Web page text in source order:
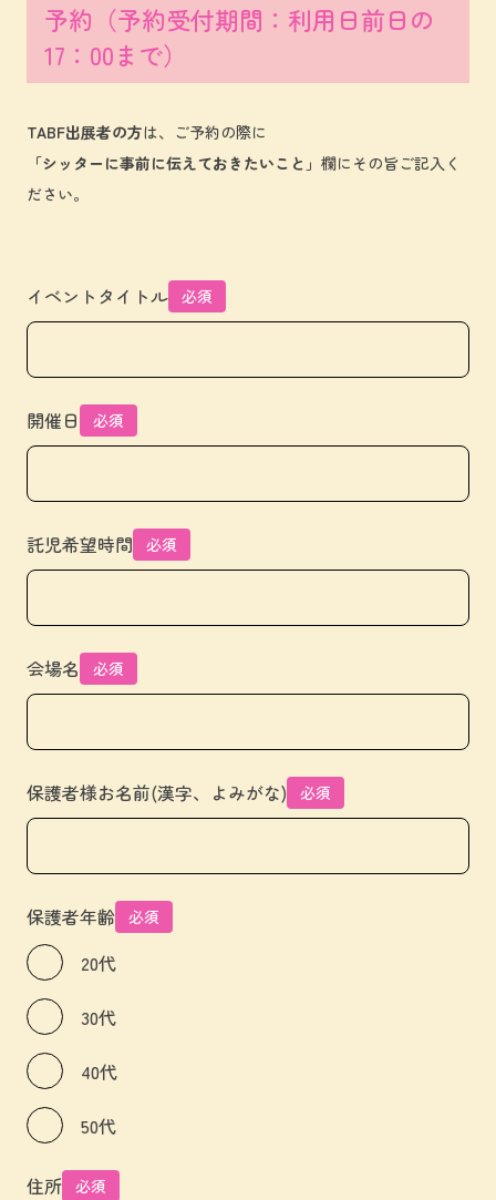
予約（予約受付期間：利用日前日の
17：00まで）
TABF出展者の方は、ご予約の際に
「シッターに事前に伝えておきたいこと」 欄にその旨ご記入く
ださい。
イベントタイトル 必須
開催日 必須
託児希望時間 必須
会場名 必須
保護者様お名前(漢字、よみがな) 必須
保護者年齢 必須
20代
30代
40代
50代
住所 必須